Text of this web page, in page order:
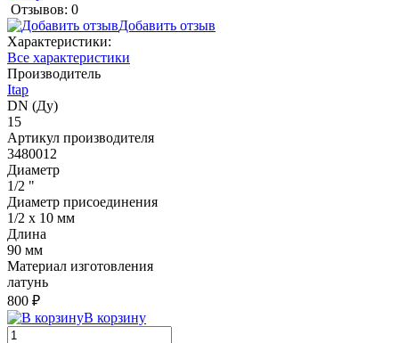
Отзывов: 0
Добавить отзыв
Характеристики:
Все характеристики
Производитель
Itap
DN (Ду)
15
Артикул производителя
3480012
Диаметр
1/2 "
Диаметр присоединения
1/2 x 10 мм
Длина
90 мм
Материал изготовления
латунь
800 ₽
В корзину